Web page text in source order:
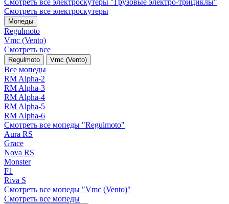
Смотреть все электро­скутеры "Грузовые электро‑трициклы"
Смотреть все электро­скутеры
Мопеды
Regulmoto
Vmc (Vento)
Смотреть все
Regulmoto Vmc (Vento)
Все мопеды
RM Alpha-2
RM Alpha-3
RM Alpha-4
RM Alpha-5
RM Alpha-6
Смотреть все мопеды "Regulmoto"
Aura RS
Grace
Nova RS
Monster
F1
Riva S
Смотреть все мопеды "Vmc (Vento)"
Смотреть все мопеды